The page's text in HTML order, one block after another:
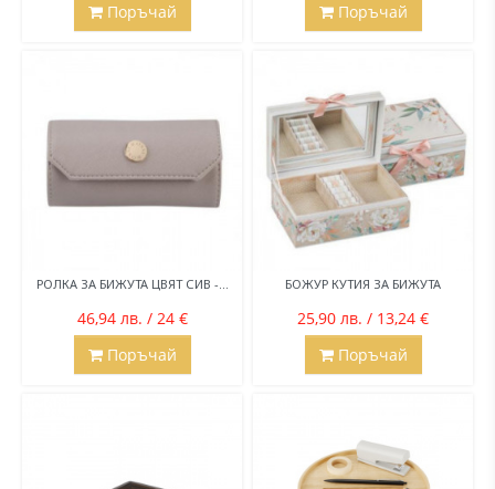
Поръчай
Поръчай
РОЛКА ЗА БИЖУТА ЦВЯТ СИВ -...
46,94 лв. / 24 €
Поръчай
БОЖУР КУТИЯ ЗА БИЖУТА
25,90 лв. / 13,24 €
Поръчай